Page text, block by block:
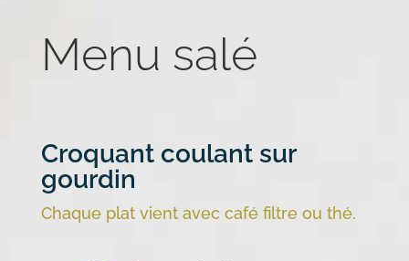
Menu salé
Croquant coulant sur
gourdin
Chaque plat vient avec café filtre ou thé.